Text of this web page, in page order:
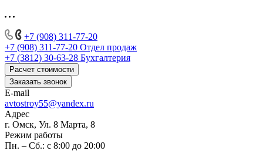
+7 (908) 311-77-20
+7 (908) 311-77-20 Отдел продаж
+7 (3812) 30-63-28 Бухгалтерия
Расчет стоимости
Заказать звонок
E-mail
avtostroy55@yandex.ru
Адрес
г. Омск, Ул. 8 Марта, 8
Режим работы
Пн. – Сб.: с 8:00 до 20:00